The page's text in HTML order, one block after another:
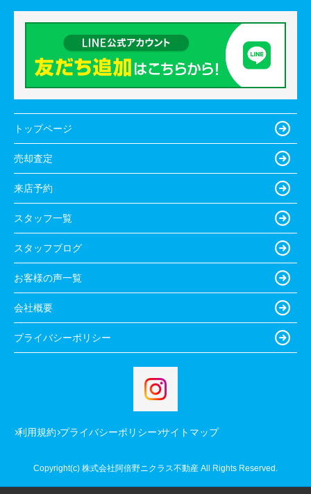
トップページ
売却査定
来店予約
スタッフ一覧
スタッフブログ
お客様の声一覧
会社概要
プライバシーポリシー
利用規約 プライバシーポリシー サイトマップ
Copyright(c) 株式会社阿倍野ニクラス不動産 All Rights Reserved.